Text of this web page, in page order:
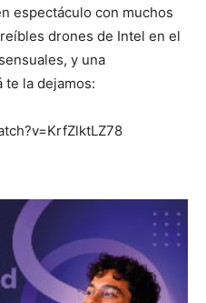
espectáculo con muchos
drones de Intel en el
y una
te la dejamos: